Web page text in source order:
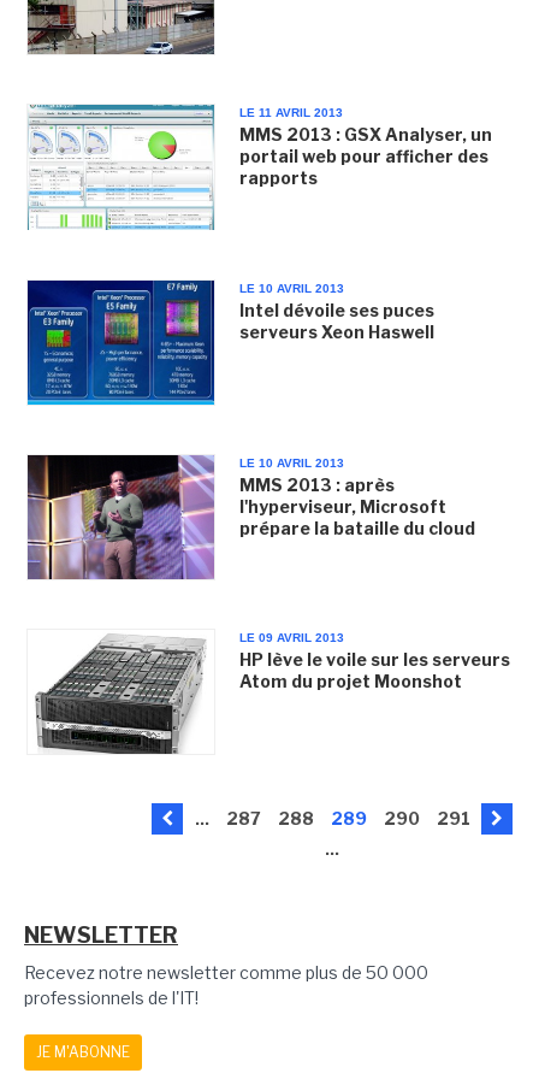
LE 11 AVRIL 2013
MMS 2013 : GSX Analyser, un
portail web pour afficher des
rapports
LE 10 AVRIL 2013
Intel dévoile ses puces
serveurs Xeon Haswell
LE 10 AVRIL 2013
MMS 2013 : après
l'hyperviseur, Microsoft
prépare la bataille du cloud
LE 09 AVRIL 2013
HP lève le voile sur les serveurs
Atom du projet Moonshot
... 287 288 289 290
291
...
NEWSLETTER
Recevez notre newsletter comme plus de 50 000
professionnels de l'IT!
JE M'ABONNE